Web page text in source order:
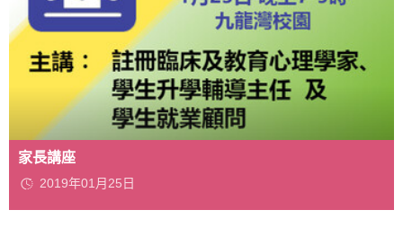
家長講座
2019年01月25日